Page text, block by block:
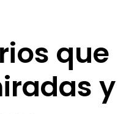
que
y